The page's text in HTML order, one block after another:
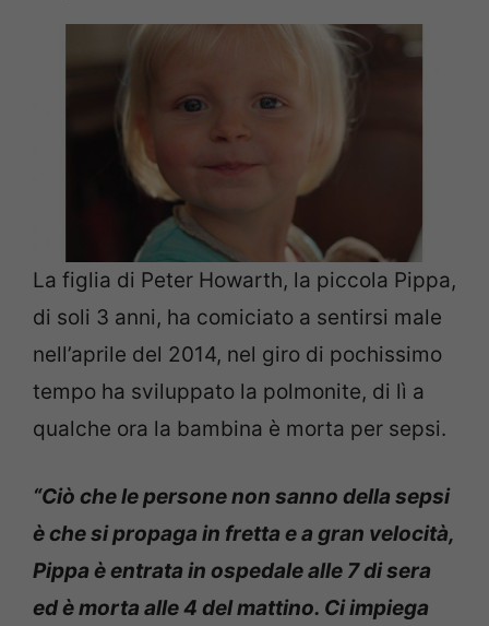
La figlia di Peter Howarth, la piccola Pippa,
di soli 3 anni, ha comiciato a sentirsi male
nell’aprile del 2014, nel giro di pochissimo
tempo ha sviluppato la polmonite, di lì a
qualche ora la bambina è morta per sepsi.
“Ciò che le persone non sanno della sepsi
è che si propaga in fretta e a gran velocità,
Pippa è entrata in ospedale alle 7 di sera
ed è morta alle 4 del mattino. Ci impiega